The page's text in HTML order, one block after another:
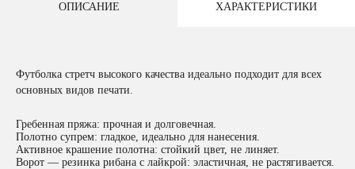
ОПИСАНИЕ ХАРАКТЕРИСТИКИ
Футболка стретч высокого качества идеально подходит для всех
основных видов печати.
Гребенная пряжа: прочная и долговечная.
Полотно супрем: гладкое, идеально для нанесения.
Активное крашение полотна: стойкий цвет, не линяет.
Ворот — резинка рибана с лайкрой: эластичная, не растягивается.